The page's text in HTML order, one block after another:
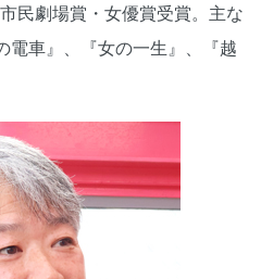
民劇場賞・女優賞受賞。主な
電車』、『女の一生』、『越